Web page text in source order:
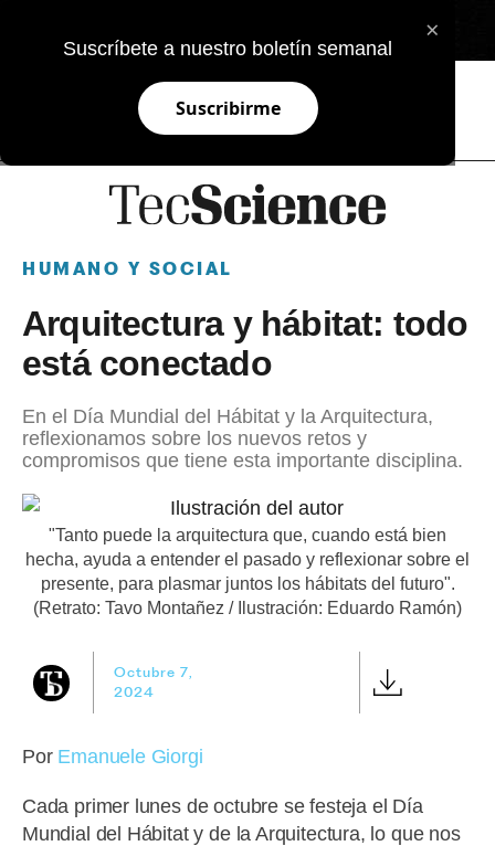
×
Suscríbete a nuestro boletín semanal
Suscribirme
HUMANO Y SOCIAL
Arquitectura y hábitat: todo
está conectado
En el Día Mundial del Hábitat y la Arquitectura,
reflexionamos sobre los nuevos retos y
compromisos que tiene esta importante disciplina.
"Tanto puede la arquitectura que, cuando está bien
hecha, ayuda a entender el pasado y reflexionar sobre el
presente, para plasmar juntos los hábitats del futuro".
(Retrato: Tavo Montañez / Ilustración: Eduardo Ramón)
Octubre 7,
2024
Por Emanuele Giorgi
Cada primer lunes de octubre se festeja el Día
Mundial del Hábitat y de la Arquitectura, lo que nos